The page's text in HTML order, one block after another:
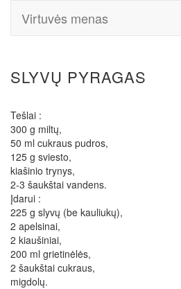
Virtuvės menas
SLYVŲ PYRAGAS
Tešlai :
300 g miltų,
50 ml cukraus pudros,
125 g sviesto,
kiašinio trynys,
2-3 šaukštai vandens.
Įdarui :
225 g slyvų (be kauliukų),
2 apelsinai,
2 kiaušiniai,
200 ml grietinėlės,
2 šaukštai cukraus,
migdolų.